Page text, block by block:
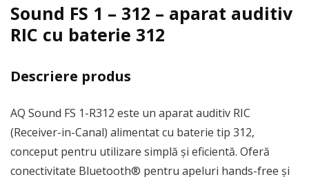
Sound FS 1 – 312 – aparat auditiv
RIC cu baterie 312
Descriere produs
AQ Sound FS 1-R312 este un aparat auditiv RIC
(Receiver-in-Canal) alimentat cu baterie tip 312,
conceput pentru utilizare simplă și eficientă. Oferă
conectivitate Bluetooth® pentru apeluri hands-free și